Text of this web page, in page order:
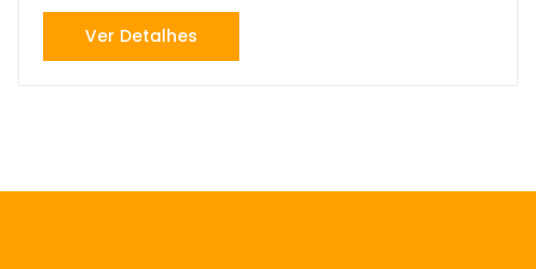
Ver Detalhes